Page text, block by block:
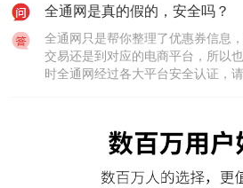
全通网是真的假的，安全吗？
全通网只是帮你整理了优惠券信息
交易还是到对应的电商平台，所以
时全通网经过各大平台安全认证，